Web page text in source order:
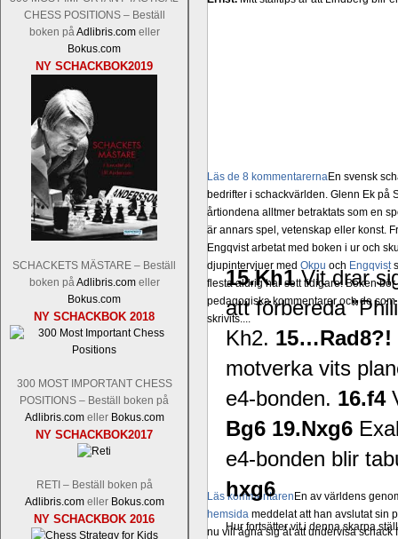
CHESS POSITIONS – Beställ
boken på Adlibris.comeller
Bokus.com
NY SCHACKBOK2019
SCHACKETS MÄSTARE – Beställ
boken påAdlibris.comeller
Bokus.com
NY SCHACKBOK 2018
300 MOST IMPORTANT CHESS
POSITIONS – Beställ boken på
Adlibris.comeller Bokus.com
NY SCHACKBOK2017
RETI – Beställ boken på
Adlibris.comeller Bokus.com
NY SCHACKBOK 2016
Läs de 8 kommentarernaEn svensk
bedrifter i schackvärlden. Glenn Ek på
årtiondena alltmer betraktats som en
är annars spel, vetenskap eller konst.
Engqvist arbetat med boken i ur och
djupintervjuer med Okpu och Engqvist
flesta aldrig har sett tidigare. Boken
pedagogiska kommentarer och de
skrivits....
Läs kommentaren En av världens
hemsida meddelat att han avslutat sin
nu vill ägna sig åt att undervisa
15.Kh1Vit drar
att förbereda
Kh2. 15…Rad8?!
motverka vits
e4-bonden. 16.f4
Bg6 19.Nxg6
e4-bonden blir
hxg6
Hur fortsätter vit i denna skarpa